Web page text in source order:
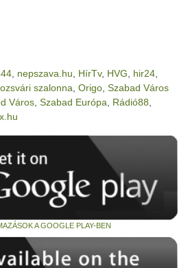
nepszava.hu HírTv, HVG hir24
szalonna Origo Szabad Város
Város Szabad Európa Rádió88
A GOOGLE PLAY-BEN